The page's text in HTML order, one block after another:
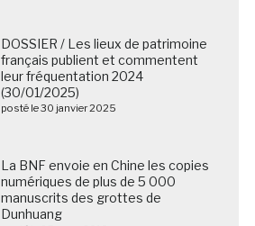
DOSSIER / Les lieux de patrimoine
français publient et commentent
leur fréquentation 2024
(30/01/2025)
posté le 30 janvier 2025
La BNF envoie en Chine les copies
numériques de plus de 5 000
manuscrits des grottes de
Dunhuang